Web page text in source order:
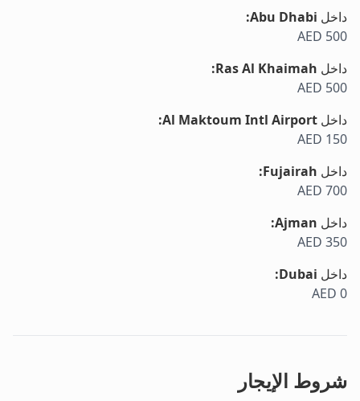
داخل Abu Dhabi
:
AED 500
داخل Ras Al Khaimah
:
AED 500
داخل Al Maktoum Intl Airport
:
AED 150
داخل Fujairah
:
AED 700
داخل Ajman
:
AED 350
داخل Dubai
:
AED 0
شروط الإيجار